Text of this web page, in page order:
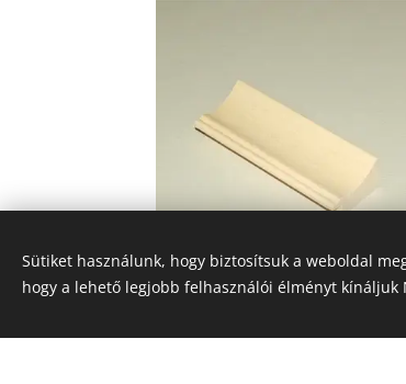
Sütiket használunk, hogy biztosítsuk a weboldal
hogy a lehető legjobb felhasználói élményt kínáljuk